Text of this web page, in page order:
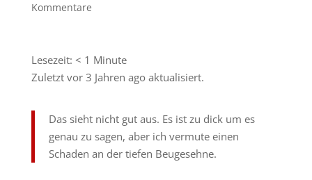
Kommentare
Lesezeit: < 1 Minute
Zuletzt vor 3 Jahren ago aktualisiert.
Das sieht nicht gut aus. Es ist zu dick um es
genau zu sagen, aber ich vermute einen
Schaden an der tiefen Beugesehne.